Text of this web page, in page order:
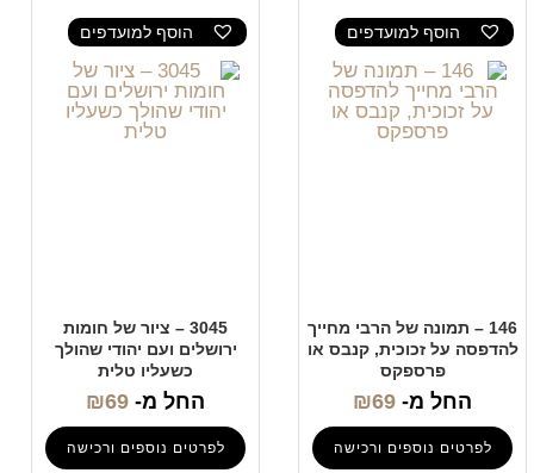
הוסף למועדפים
146 – תמונה של הרבי מחייך
להדפסה על זכוכית, קנבס או
פרספקס
החל מ- ₪69
לפרטים נוספים ורכישה
הוסף למועדפים
3045 – ציור של חומות
ירושלים ועם יהודי שהולך
כשעליו טלית
החל מ- ₪69
לפרטים נוספים ורכישה